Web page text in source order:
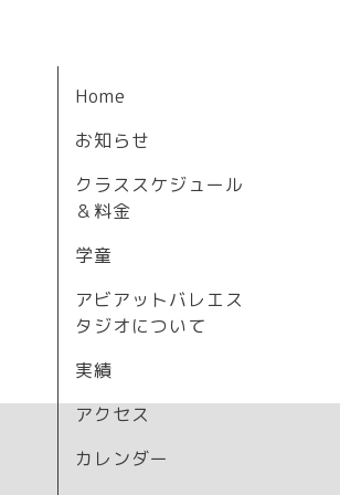
Home
お知らせ
クラススケジュール
＆料金
学童
アビアットバレエス
タジオについて
実績
アクセス
カレンダー